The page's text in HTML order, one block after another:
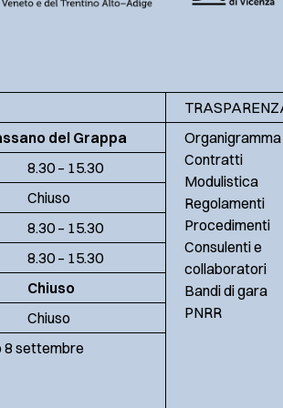
del Grappa
8.30 – 15.30
Chiuso
8.30 – 15.30
8.30 – 15.30
Chiuso
Chiuso
8 settembre
Organigramma
Contratti
Modulistica
Regolamenti
Procedimenti
Consulenti e
collaboratori
Bandi di gara
PNRR